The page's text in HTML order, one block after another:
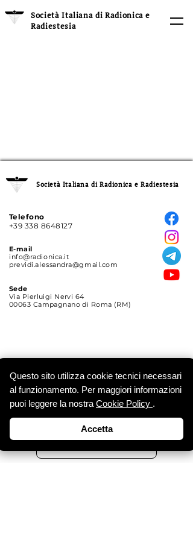
Questo sito utilizza cookie tecnici necessari
al funzionamento. Per maggiori informazioni
puoi leggere la nostra Cookie Policy .
Accetta
Società Italiana di Radionica e
Radiestesia
Società Italiana di Radionica e Radiestesia
Telefono
+39 338 8648127
E-mail
info@radionica.it
previdi.alessandra@gmail.com
Sede
Via Pierluigi Nervi 64
00063 Campagnano di Roma (RM)
ISCRIVITI
Ricevi le notizie e gli
aggiornamenti.
Email